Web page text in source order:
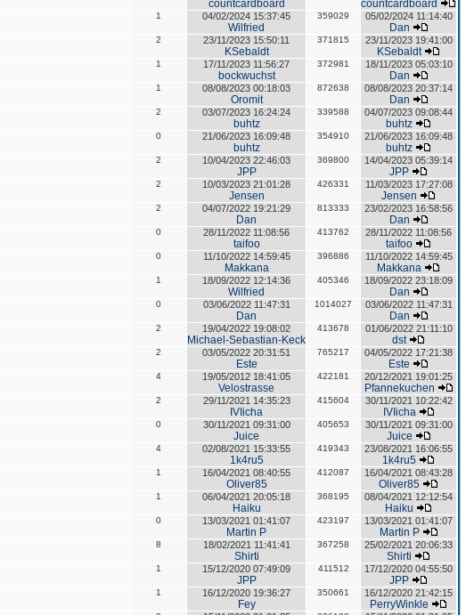
countcardboard countcardboard
1 04/02/2024 15:37:45
Wilfried
359029 05/02/2024 11:14:40
Dan
2 23/11/2023 15:50:11
KSebaldt
371815 23/11/2023 19:41:00
KSebaldt
1 17/11/2023 11:56:27
bockwuchst
372981 18/11/2023 05:03:10
Dan
1 08/08/2023 00:18:03
Oromit
872638 08/08/2023 20:37:14
Dan
2 03/07/2023 16:24:24
buhtz
339588 04/07/2023 09:08:44
buhtz
0 21/06/2023 16:09:48
buhtz
354910 21/06/2023 16:09:48
buhtz
2 10/04/2023 22:46:03
JPP
369800 14/04/2023 05:39:14
JPP
2 10/03/2023 21:01:28
Jensen
426331 11/03/2023 17:27:08
Jensen
2 04/07/2022 19:21:29
Dan
813333 23/02/2023 16:58:56
Dan
0 28/11/2022 11:08:56
taifoo
413762 28/11/2022 11:08:56
taifoo
0 11/10/2022 14:59:45
Makkana
396886 11/10/2022 14:59:45
Makkana
1 18/09/2022 12:14:36
Wilfried
405346 18/09/2022 23:18:09
Dan
0 03/06/2022 11:47:31
Dan
1014027 03/06/2022 11:47:31
Dan
2 19/04/2022 19:08:02
Michael-Sebastian-Keck
413678 01/06/2022 21:11:10
dst
2 03/05/2022 20:31:51
Este
765217 04/05/2022 17:21:38
Este
4 19/05/2012 18:41:05
Velostrasse
422181 20/12/2021 19:01:25
Pfannekuchen
2 29/11/2021 14:35:23
IVIicha
415604 30/11/2021 10:22:42
IVIicha
0 30/11/2021 09:31:00
Juice
405653 30/11/2021 09:31:00
Juice
4 02/08/2021 15:33:55
1k4ru5
419343 23/08/2021 16:06:55
1k4ru5
1 16/04/2021 08:40:55
Oliver85
412087 16/04/2021 08:43:28
Oliver85
1 06/04/2021 20:05:18
Haiku
368195 08/04/2021 12:12:54
Haiku
0 13/03/2021 01:41:07
Martin P
423197 13/03/2021 01:41:07
Martin P
8 18/02/2021 11:41:41
Shirti
367258 25/02/2021 20:06:33
Shirti
1 15/12/2020 07:49:09
JPP
411512 17/12/2020 04:55:50
JPP
1 16/12/2020 19:36:27
Fey
350661 16/12/2020 21:42:15
PerryWinkle